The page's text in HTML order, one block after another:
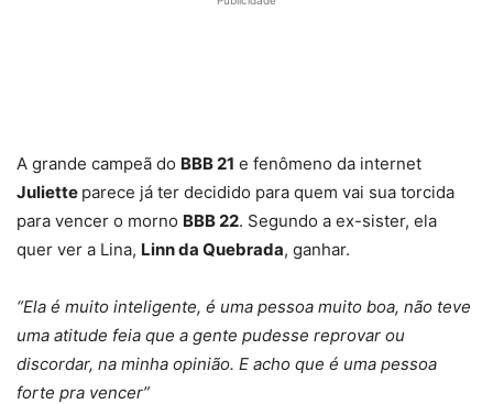
A grande campeã do BBB 21 e fenômeno da internet
Juliette parece já ter decidido para quem vai sua torcida
para vencer o morno BBB 22. Segundo a ex-sister, ela
quer ver a Lina, Linn da Quebrada, ganhar.
“Ela é muito inteligente, é uma pessoa muito boa, não teve
uma atitude feia que a gente pudesse reprovar ou
discordar, na minha opinião. E acho que é uma pessoa
forte pra vencer”